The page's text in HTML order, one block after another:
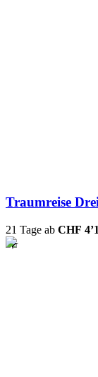
Traumreise
21 Tage ab CHF